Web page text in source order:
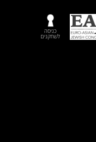
כניסה
לשחקנים